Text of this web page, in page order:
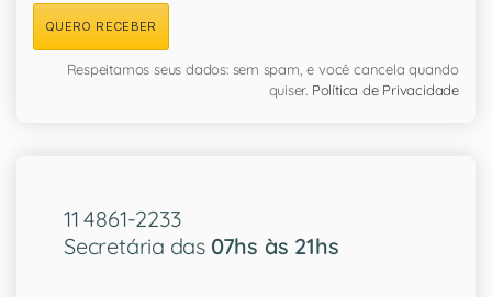
QUERO RECEBER
Respeitamos seus dados: sem spam, e você cancela quando
quiser. Política de Privacidade
11 4861-2233
Secretária das 07hs às 21hs